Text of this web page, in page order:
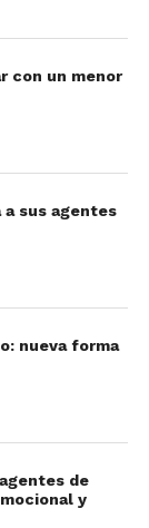
con un menor
a sus agentes
nueva forma
de
y